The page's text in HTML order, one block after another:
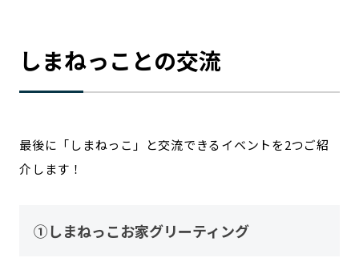
しまねっことの交流
最後に「しまねっこ」と交流できるイベントを2つご紹
介します！
①しまねっこお家グリーティング